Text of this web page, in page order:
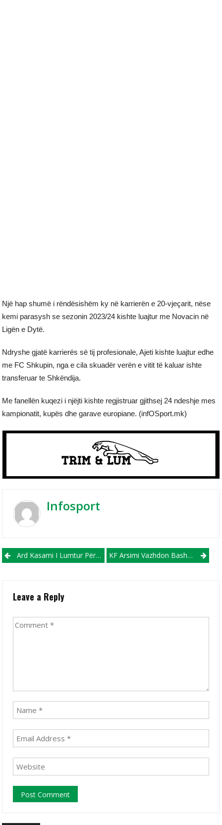
Një hap shumë i rëndësishëm ky në karrierën e 20-vjeçarit, nëse
kemi parasysh se sezonin 2023/24 kishte luajtur me Novacin në
Ligën e Dytë.
Ndryshe gjatë karrierës së tij profesionale, Ajeti kishte luajtur edhe
me FC Shkupin, nga e cila skuadër verën e vitit të kaluar ishte
transferuar te Shkëndija.
Me fanellën kuqezi i njëjti kishte regjistruar gjithsej 24 ndeshje mes
kampionatit, kupës dhe garave europiane. (infOSport.mk)
Infosport
Post navigation
Ard Kasami I Lumtur Për Kontratën E Re: Struga Trim Lum Është Familja Ime E Dytë! KF Arsimi Vazhdon Bashkëpunimin Me Trajnerin Saliu Dhe Stafin E Tij!
Leave a Reply